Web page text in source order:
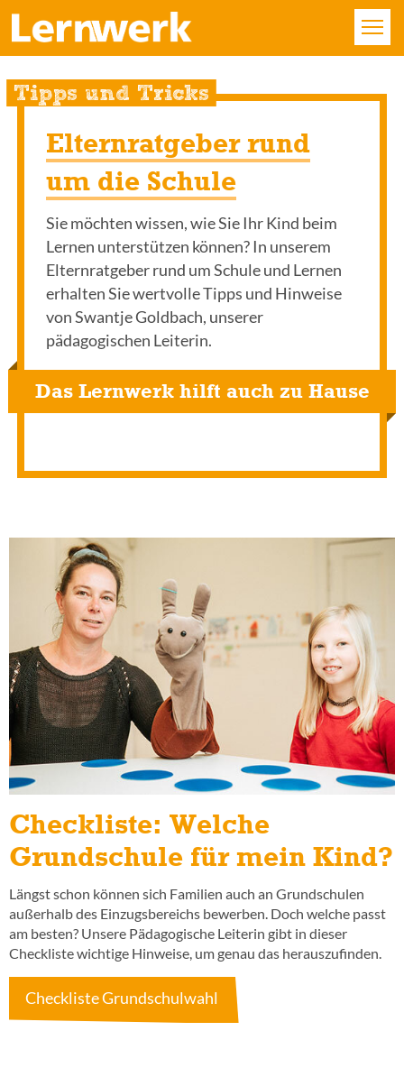
KURSE
STANDORTE
ÜBER UNS
SERVICE
KONTAKT
Erstgespräch online buchen!
Tipps und Tricks
Elternratgeber rund
um die Schule
Sie möchten wissen, wie Sie Ihr Kind beim
Lernen unterstützen können? In unserem
Elternratgeber rund um Schule und Lernen
erhalten Sie wertvolle Tipps und Hinweise
von Swantje Goldbach, unserer
pädagogischen Leiterin.
Das Lernwerk hilft auch zu Hause
Checkliste: Welche
Grundschule für mein Kind?
Längst schon können sich Familien auch an Grundschulen
außerhalb des Einzugsbereichs bewerben. Doch welche passt
am besten? Unsere Pädagogische Leiterin gibt in dieser
Checkliste wichtige Hinweise, um genau das herauszufinden.
Checkliste Grundschulwahl